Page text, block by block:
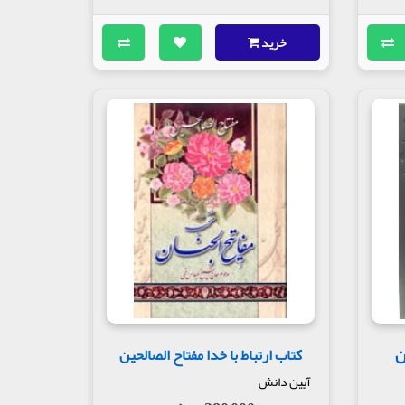
است. اما علی‌رغم مخالفت او، ناشران مفاتیح
چند دعا را به واسطه طول آن، اول آن را ذکر کرده
برای امامزاده‌ها زیارتی نقل نشده در اینجا
است.
باقیات الصالحات کتابی از مولف است که خود آن را در حاشیه مفاتیح نوشته و منتشر کرده است. به گفته شیخ عباس قمی نگارش این بخش در تاریخ جمعه ۱۹ محرم سال ۱۳۴۵ق به
به عنوان ملحقات است که عبارت‌اند از:
است.
هفته از جمله آنها هستند. شیخ عباس قمی انواع
خرید
کتاب ارتباط با خدا مفتاح الصالحین
آیین دانش